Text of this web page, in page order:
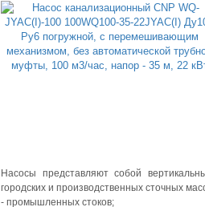
Насосы представляют собой
городских и производственных сточных
- промышленных стоков;